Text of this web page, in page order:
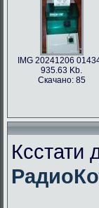
IMG 20241206
935.63 Kb.
Скачано: 85
Ксстати